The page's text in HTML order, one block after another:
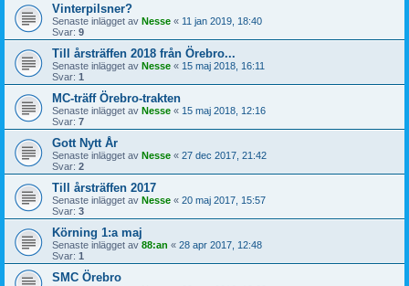
Vinterpilsner?
Senaste inlägget av Nesse « 11 jan 2019, 18:40
Svar: 9
Till årsträffen 2018 från Örebro...
Senaste inlägget av Nesse « 15 maj 2018, 16:11
Svar: 1
MC-träff Örebro-trakten
Senaste inlägget av Nesse « 15 maj 2018, 12:16
Svar: 7
Gott Nytt År
Senaste inlägget av Nesse « 27 dec 2017, 21:42
Svar: 2
Till årsträffen 2017
Senaste inlägget av Nesse « 20 maj 2017, 15:57
Svar: 3
Körning 1:a maj
Senaste inlägget av 88:an « 28 apr 2017, 12:48
Svar: 1
SMC Örebro